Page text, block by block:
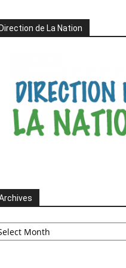
de La Nation